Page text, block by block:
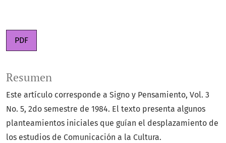
PDF
Resumen
Este artículo corresponde a Signo y Pensamiento, Vol. 3
No. 5, 2do semestre de 1984. El texto presenta algunos
planteamientos iniciales que guían el desplazamiento de
los estudios de Comunicación a la Cultura.